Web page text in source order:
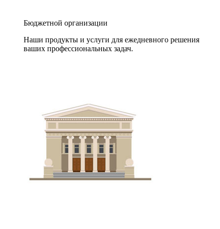
Бюджетной организации
Наши продукты и услуги для ежедневного решения
ваших профессиональных задач.